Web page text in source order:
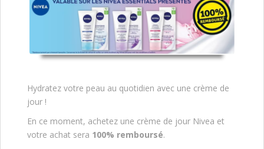
Hydratez votre peau au quotidien avec une crème de
jour !
En ce moment, achetez une crème de jour Nivea et
votre achat sera 100% remboursé.